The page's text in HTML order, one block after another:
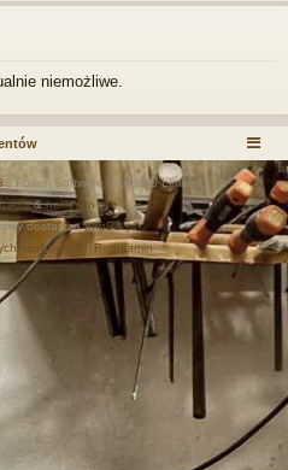
uj
z
j
niemożliwe.
® Forum Software © phpBB Limited
Arty&halilesen
dostarczaphpBB.pl
osobowych
| Regulamin